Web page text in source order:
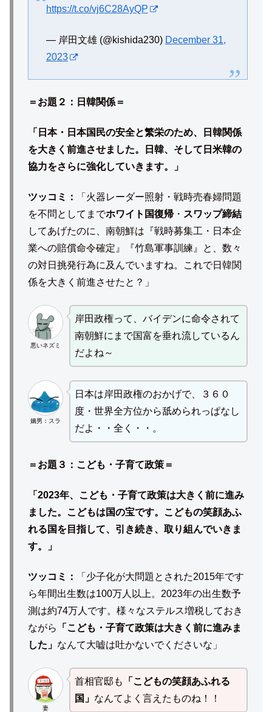
https://t.co/vj6C28AyQP
— 岸田文雄 (@kishida230) December 31,
2023
＝お題２：日韓関係＝
「日本・日本国民の安全と繁栄のため、日韓関係
を大きく前進させました。日韓、そして日米韓の
協力をさらに強化していきます。」
ツッコミ：
「火器レーダー照射・戦時売春婦問題
を不問としてまでホワイト国復帰 ・ スワップ締結
してあげたのに、南朝鮮は『戦時募集工・日本企
業への賠償命令確定』『竹島軍事訓練』と、数々
の対日挑発行為に及んでいますね。これで日韓関
係を大きく前進させたと？」
悪いネズミ
岸田政権って、バイデンに命令されて
南朝鮮にまで国富を垂れ流しているん
だよね～
嫡男：スラ
日本は岸田政権のおかげで、３６０
度・世界全方位から舐められっぱなし
だよ・・全く・・。
＝お題３： こども・子育て政策＝
「2023年、こども・子育て政策は大きく前に進み
ました。こどもは国の宝です。こどもの笑顔あふ
れる国を目指して、引き続き、取り組んでいきま
す。」
ツッコミ：
「少子化が大問題とされた2015年です
ら年間出生数は100万人以上。2023年の出生数予
測は約74万人です。様々なステルス増税しておき
ながら
「こども・子育て政策は大きく前に進みま
した」 なんて大嘘は吐かないでくださいな」
妻
首相官邸も
「こどもの笑顔あふれる
国」 なんてよく言えたものね！！